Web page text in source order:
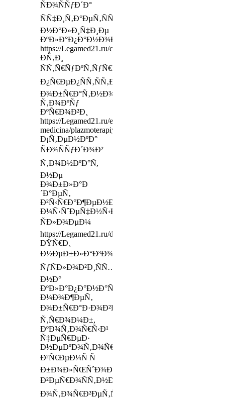
ÑÐ¾ÑÑƒÐ´Ð°
ÑÑ‡Ð¸Ñ‚Ð°ÐµÑ‚ÑÑ
Ð½Ð°Ð»Ð¸Ñ‡Ð¸Ðµ
ÐºÐ»Ð°Ð¿Ð°Ð½Ð¾Ð²
https://Legamed21.ru/contacts
Ð­Ñ‚Ð¸
ÑÑ‚Ñ€ÑƒÐºÑ‚ÑƒÑ€Ñ‹
Ð¿Ñ€ÐµÐ¿ÑÑ‚ÑÑ‚Ð²ÑƒÑŽÑ‚
Ð¾Ð±Ñ€Ð°Ñ‚Ð½Ð¾Ð¼Ñƒ
Ñ‚Ð¾ÐºÑƒ
ÐºÑ€Ð¾Ð²Ð¸
https://Legamed21.ru/esteticheskaya-
medicina/plazmoterapiya
Ð¡Ñ‚ÐµÐ½ÐºÐ°
ÑÐ¾ÑÑƒÐ´Ð¾Ð²
Ñ‚Ð¾Ð½ÐºÐ°Ñ,
Ð½Ðµ
Ð¾Ð±Ð»Ð°Ð
´Ð°ÐµÑ‚
Ð²Ñ‹Ñ€Ð°Ð¶ÐµÐ½Ð½Ñ‹Ð¼
Ð¼Ñ‹ÑˆÐµÑ‡Ð½Ñ‹Ð¼
ÑÐ»Ð¾ÐµÐ¼
https://Legamed21.ru/dms
ÐŸÑ€Ð¸
Ð½ÐµÐ±Ð»Ð°Ð³Ð¾Ð¿Ñ€Ð¸ÑÑ‚Ð½Ñ‹Ñ…
ÑƒÑÐ»Ð¾Ð²Ð¸ÑÑ…
Ð½Ð°
ÐºÐ»Ð°Ð¿Ð°Ð½Ð°Ñ…
Ð¼Ð¾Ð¶ÐµÑ‚
Ð¾Ð±Ñ€Ð°Ð·Ð¾Ð²Ð°Ñ‚ÑŒÑÑ
Ñ‚Ñ€Ð¾Ð¼Ð±,
ÐºÐ¾Ñ‚Ð¾Ñ€Ñ‹Ð¹
Ñ‡ÐµÑ€ÐµÐ·
Ð½ÐµÐºÐ¾Ñ‚Ð¾Ñ€Ð¾Ðµ
Ð²Ñ€ÐµÐ¼Ñ Ñ
Ð±Ð¾Ð»ÑŒÑˆÐ¾Ð¹
Ð²ÐµÑ€Ð¾ÑÑ‚Ð½Ð¾ÑÑ‚ÑŒÑŽ
Ð¾Ñ‚Ð¾Ñ€Ð²ÐµÑ‚ÑÑ